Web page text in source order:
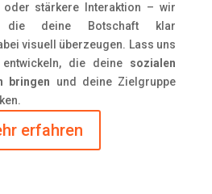
oder stärkere Interaktion – wir
die deine Botschaft klar
visuell überzeugen. Lass uns
die deine sozialen
bringen und deine Zielgruppe
erfahren